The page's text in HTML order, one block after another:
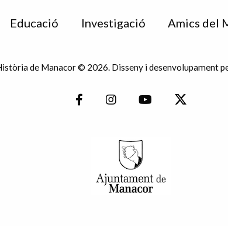
Educació Investigació Amics del
de Manacor © 2026. Disseny i desenvolupament